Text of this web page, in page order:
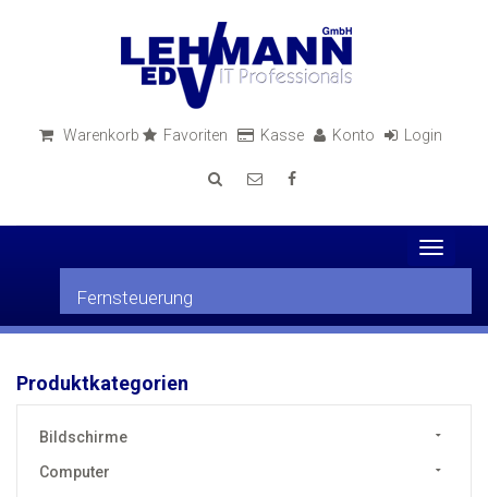
Warenkorb Favoriten Kasse Konto Login
Toggle
Fernsteuerung
Produktkategorien
Bildschirme
Computer